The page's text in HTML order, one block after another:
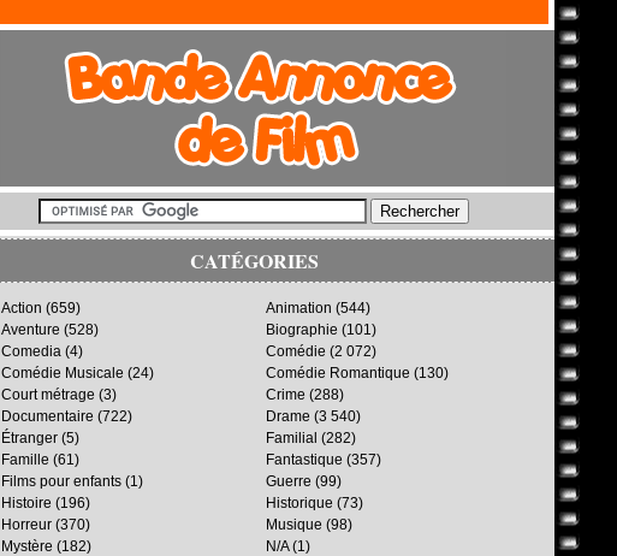
CATÉGORIES
Action (659) Animation (544)
Aventure (528) Biographie (101)
Comedia (4) Comédie (2 072)
Comédie Musicale (24) Comédie Romantique (130)
Court métrage (3) Crime (288)
Documentaire (722) Drame (3 540)
Étranger (5) Familial (282)
Famille (61) Fantastique (357)
Films pour enfants (1) Guerre (99)
Histoire (196) Historique (73)
Horreur (370) Musique (98)
Mystère (182) N/A(1)